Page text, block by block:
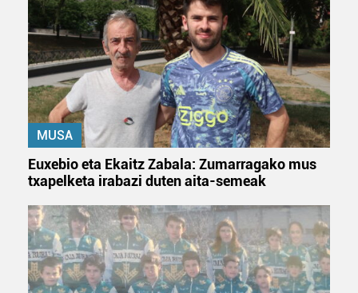
MUSA
Euxebio eta Ekaitz Zabala: Zumarragako mus
txapelketa irabazi duten aita-semeak